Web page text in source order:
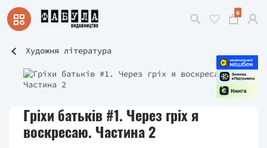
0
Художня література
Гріхи батьків #1. Через гріх я
воскресаю. Частина 2